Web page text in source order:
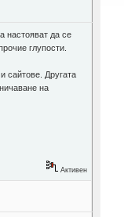
настояват да се
глупости.
сайтове. Другата
на
Активен